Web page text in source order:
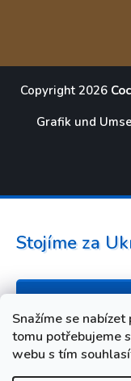
Snažíme se
tomu potřebujeme
webu s tím
Copyright 2026
Grafik und
Stojíme za